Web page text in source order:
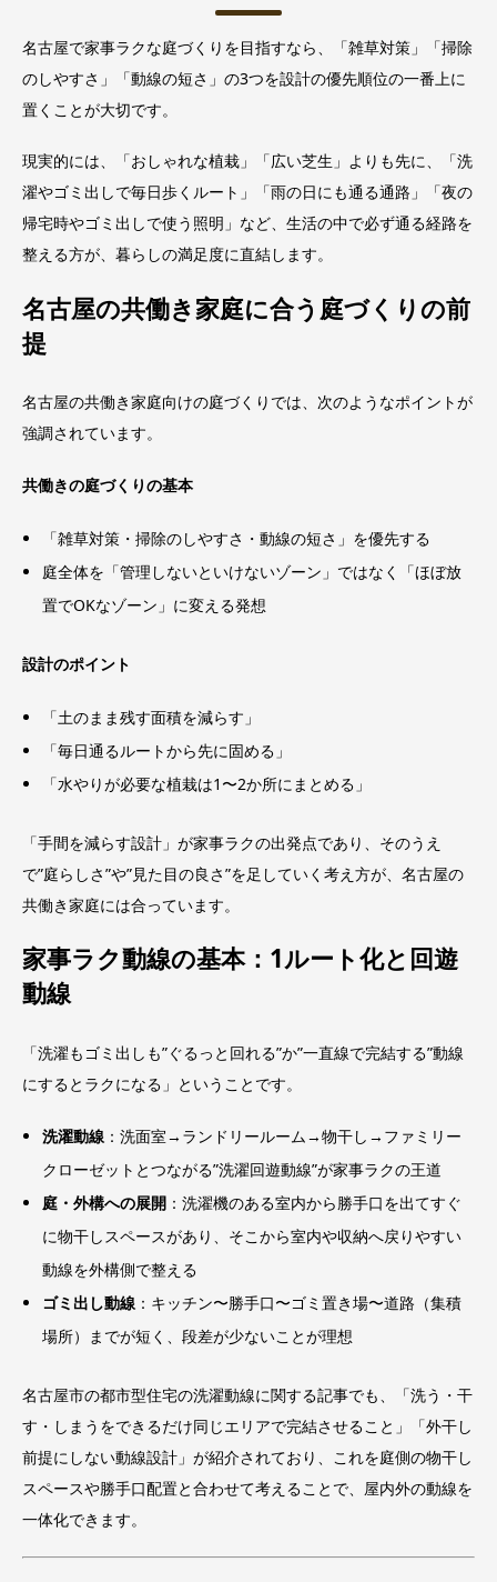
名古屋で家事ラクな庭づくりを目指すなら、「雑草対策」「掃除
のしやすさ」「動線の短さ」の3つを設計の優先順位の一番上に
置くことが大切です。
現実的には、「おしゃれな植栽」「広い芝生」よりも先に、「洗
濯やゴミ出しで毎日歩くルート」「雨の日にも通る通路」「夜の
帰宅時やゴミ出しで使う照明」など、生活の中で必ず通る経路を
整える方が、暮らしの満足度に直結します。
名古屋の共働き家庭に合う庭づくりの前
提
名古屋の共働き家庭向けの庭づくりでは、次のようなポイントが
強調されています。
共働きの庭づくりの基本
「雑草対策・掃除のしやすさ・動線の短さ」を優先する
庭全体を「管理しないといけないゾーン」ではなく「ほぼ放
置でOKなゾーン」に変える発想
設計のポイント
「土のまま残す面積を減らす」
「毎日通るルートから先に固める」
「水やりが必要な植栽は1〜2か所にまとめる」
「手間を減らす設計」が家事ラクの出発点であり、そのうえ
で”庭らしさ”や”見た目の良さ”を足していく考え方が、名古屋の
共働き家庭には合っています。
家事ラク動線の基本：1ルート化と回遊
動線
「洗濯もゴミ出しも”ぐるっと回れる”か”一直線で完結する”動線
にするとラクになる」ということです。
洗濯動線 ：洗面室→ランドリールーム→物干し→ファミリー
クローゼットとつながる”洗濯回遊動線”が家事ラクの王道
庭・外構への展開 ：洗濯機のある室内から勝手口を出てすぐ
に物干しスペースがあり、そこから室内や収納へ戻りやすい
動線を外構側で整える
ゴミ出し動線 ：キッチン〜勝手口〜ゴミ置き場〜道路（集積
場所）までが短く、段差が少ないことが理想
名古屋市の都市型住宅の洗濯動線に関する記事でも、「洗う・干
す・しまうをできるだけ同じエリアで完結させること」「外干し
前提にしない動線設計」が紹介されており、これを庭側の物干し
スペースや勝手口配置と合わせて考えることで、屋内外の動線を
一体化できます。